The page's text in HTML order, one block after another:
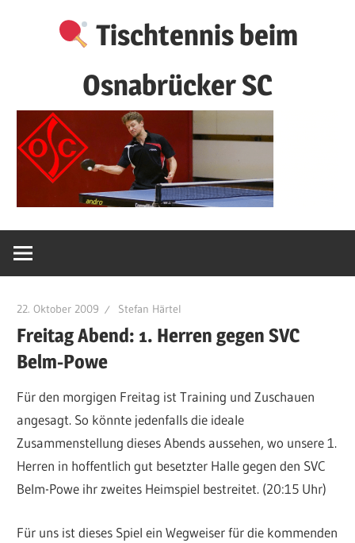
Tischtennis beim
Osnabrücker SC
22. Oktober 2009 Stefan Härtel
Freitag Abend: 1. Herren gegen SVC
Belm-Powe
Für den morgigen Freitag ist Training und Zuschauen
angesagt. So könnte jedenfalls die ideale
Zusammenstellung dieses Abends aussehen, wo unsere 1.
Herren in hoffentlich gut besetzter Halle gegen den SVC
Belm-Powe ihr zweites Heimspiel bestreitet. (20:15 Uhr)
Für uns ist dieses Spiel ein Wegweiser für die kommenden